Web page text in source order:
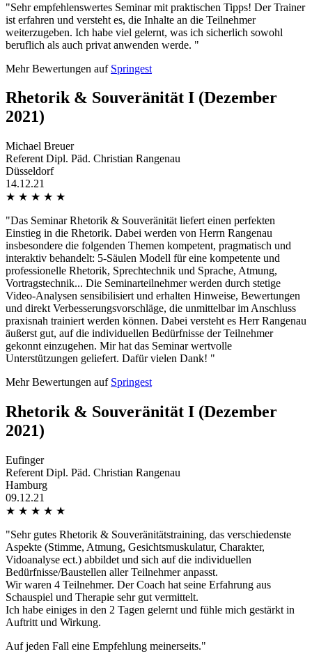
"Sehr empfehlenswertes Seminar mit praktischen Tipps! Der Trainer
ist erfahren und versteht es, die Inhalte an die Teilnehmer
weiterzugeben. Ich habe viel gelernt, was ich sicherlich sowohl
beruflich als auch privat anwenden werde. "
Mehr Bewertungen auf Springest
Rhetorik & Souveränität I (Dezember
2021)
Michael Breuer
Referent Dipl. Päd. Christian Rangenau
Düsseldorf
14.12.21
★ ★ ★ ★ ★
"Das Seminar Rhetorik & Souveränität liefert einen perfekten
Einstieg in die Rhetorik. Dabei werden von Herrn Rangenau
insbesondere die folgenden Themen kompetent, pragmatisch und
interaktiv behandelt: 5-Säulen Modell für eine kompetente und
professionelle Rhetorik, Sprechtechnik und Sprache, Atmung,
Vortragstechnik... Die Seminarteilnehmer werden durch stetige
Video-Analysen sensibilisiert und erhalten Hinweise, Bewertungen
und direkt Verbesserungsvorschläge, die unmittelbar im Anschluss
praxisnah trainiert werden können. Dabei versteht es Herr Rangenau
äußerst gut, auf die individuellen Bedürfnisse der Teilnehmer
gekonnt einzugehen. Mir hat das Seminar wertvolle
Unterstützungen geliefert. Dafür vielen Dank! "
Mehr Bewertungen auf Springest
Rhetorik & Souveränität I (Dezember
2021)
Eufinger
Referent Dipl. Päd. Christian Rangenau
Hamburg
09.12.21
★ ★ ★ ★ ★
"Sehr gutes Rhetorik & Souveränitätstraining, das verschiedenste
Aspekte (Stimme, Atmung, Gesichtsmuskulatur, Charakter,
Vidoanalyse ect.) abbildet und sich auf die individuellen
Bedürfnisse/Baustellen aller Teilnehmer anpasst.
Wir waren 4 Teilnehmer. Der Coach hat seine Erfahrung aus
Schauspiel und Therapie sehr gut vermittelt.
Ich habe einiges in den 2 Tagen gelernt und fühle mich gestärkt in
Auftritt und Wirkung.
Auf jeden Fall eine Empfehlung meinerseits."